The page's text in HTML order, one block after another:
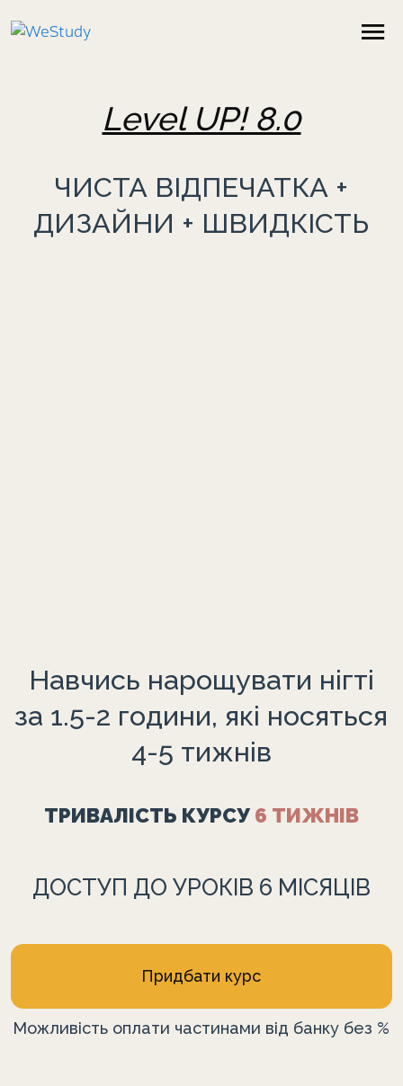
Навчись нарощувати нігті
за 1.5-2 години, які носяться
4-5 тижнів
ТРИВАЛІСТЬ КУРСУ 6 ТИЖНІВ
Придбати курс
Level UP! 8.0
ЧИСТА ВІДПЕЧАТКА +
ДИЗАЙНИ + ШВИДКІСТЬ
ДОСТУП ДО УРОКІВ 6 МІСЯЦІВ
Можливість оплати частинами від банку без %